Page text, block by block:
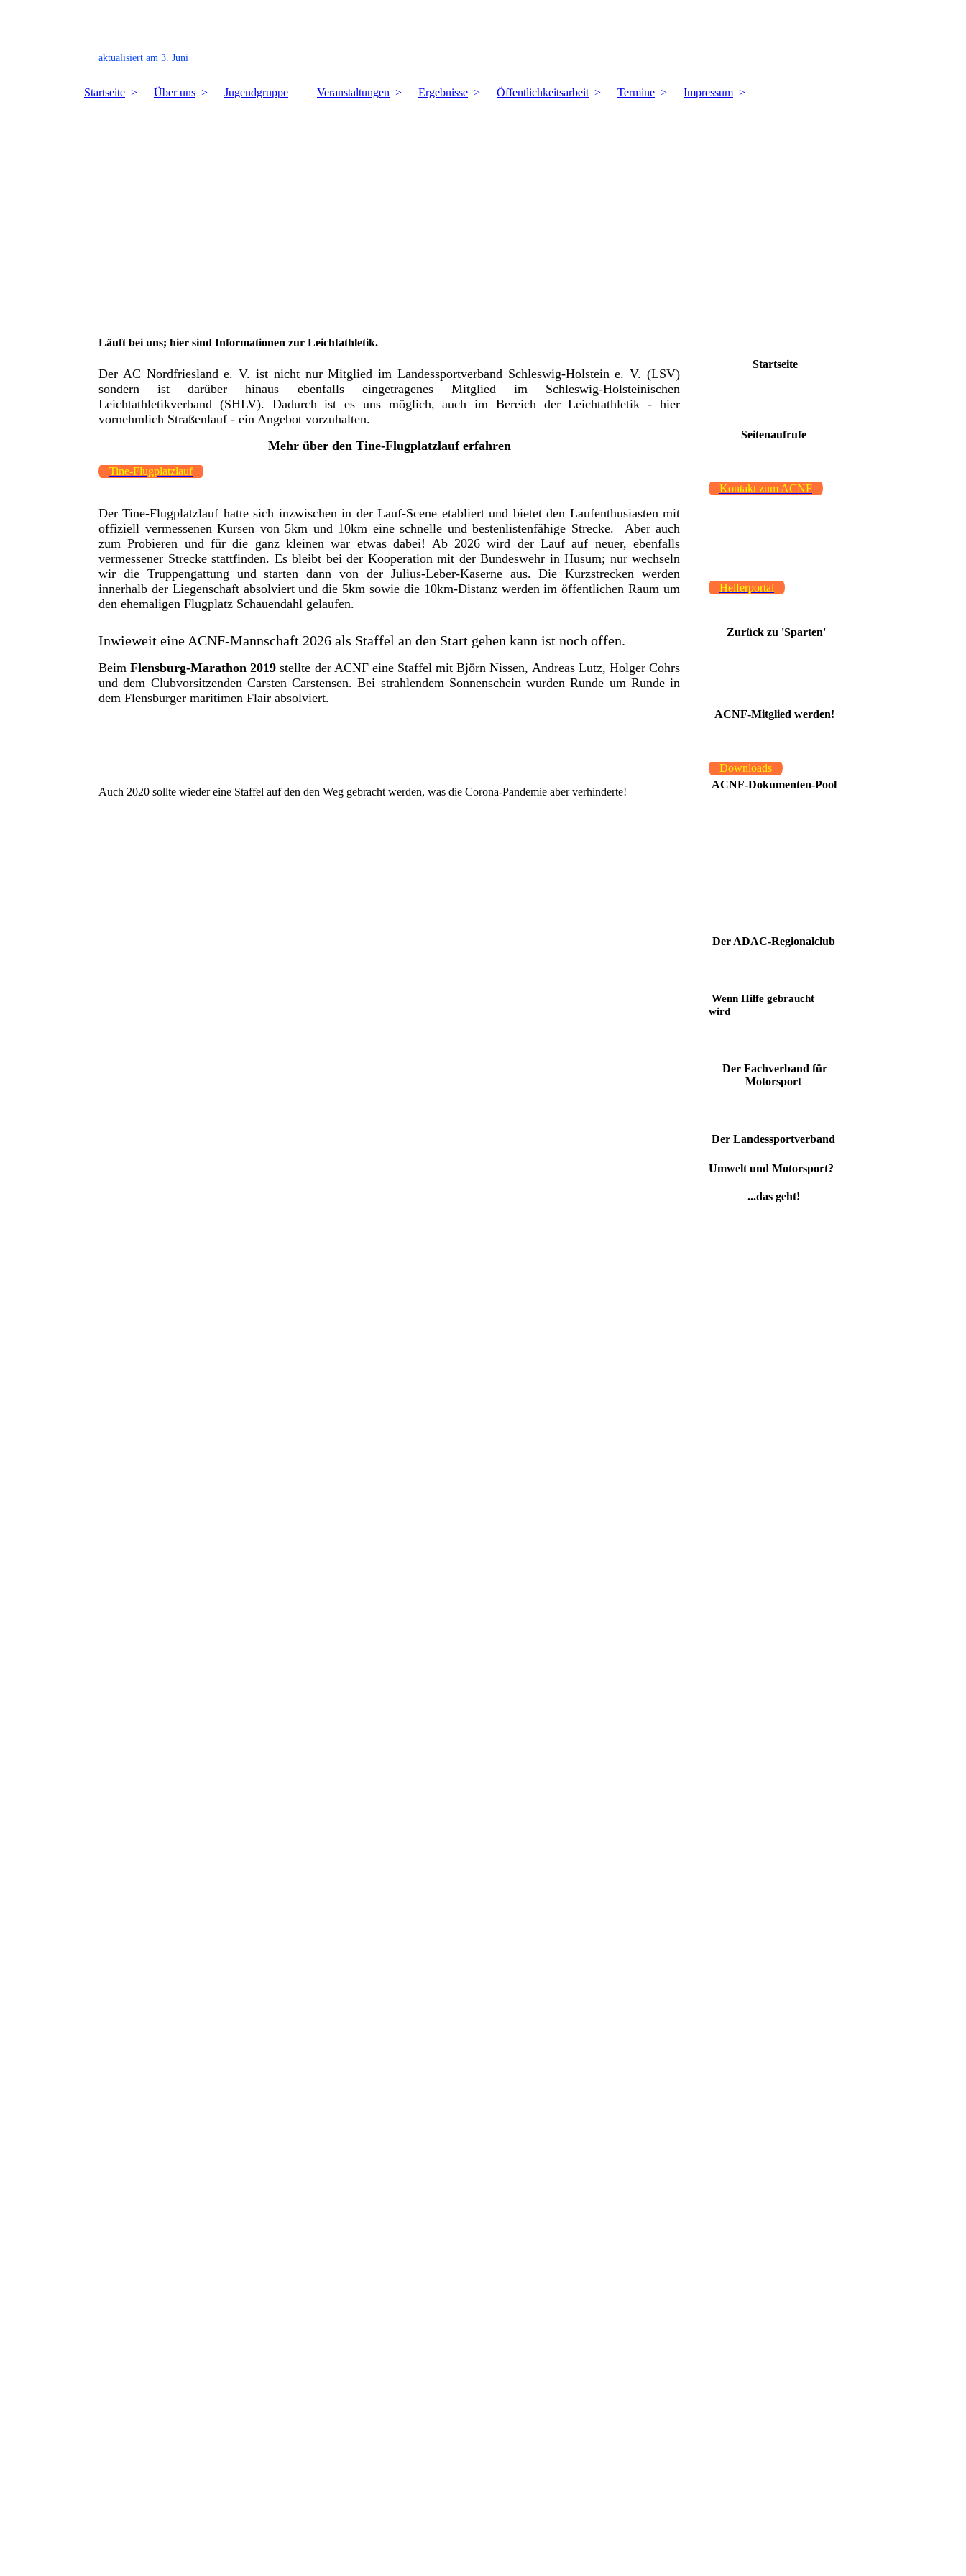
aktualisiert am 3. Juni
Startseite Über uns Jugendgruppe Veranstaltungen Ergebnisse Öffentlichkeitsarbeit Termine Impressum
Läuft bei uns; hier sind Informationen zur Leichtathletik.
Der AC Nordfriesland e. V. ist nicht nur Mitglied im Landessportverband Schleswig-Holstein e. V. (LSV)
sondern ist darüber hinaus ebenfalls eingetragenes Mitglied im Schleswig-Holsteinischen
Leichtathletikverband (SHLV). Dadurch ist es uns möglich, auch im Bereich der Leichtathletik - hier
vornehmlich Straßenlauf - ein Angebot vorzuhalten.
Mehr über den Tine-Flugplatzlauf erfahren
Tine-Flugplatzlauf
Der Tine-Flugplatzlauf hatte sich inzwischen in der Lauf-Scene etabliert und bietet den Laufenthusiasten mit
offiziell vermessenen Kursen von 5km und 10km eine schnelle und bestenlistenfähige Strecke. Aber auch
zum Probieren und für die ganz kleinen war etwas dabei! Ab 2026 wird der Lauf auf neuer, ebenfalls
vermessener Strecke stattfinden. Es bleibt bei der Kooperation mit der Bundeswehr in Husum; nur wechseln
wir die Truppengattung und starten dann von der Julius-Leber-Kaserne aus. Die Kurzstrecken werden
innerhalb der Liegenschaft absolviert und die 5km sowie die 10km-Distanz werden im öffentlichen Raum um
den ehemaligen Flugplatz Schauendahl gelaufen.
Inwieweit eine ACNF-Mannschaft 2026 als Staffel an den Start gehen kann ist noch offen.
BeimFlensburg-Marathon 2019 stellte der ACNF eine Staffel mit Björn Nissen, Andreas Lutz, Holger Cohrs
und dem Clubvorsitzenden Carsten Carstensen. Bei strahlendem Sonnenschein wurden Runde um Runde in
dem Flensburger maritimen Flair absolviert.
Auch 2020 sollte wieder eine Staffel auf den den Weg gebracht werden, was die Corona-Pandemie aber verhinderte!
Startseite
Seitenaufrufe
Kontakt zum ACNF
Helferportal
Zurück zu 'Sparten'
ACNF-Mitglied werden!
Downloads
ACNF-Dokumenten-Pool
Der ADAC-Regionalclub
Wenn Hilfe gebraucht
wird
Der Fachverband für
Motorsport
Der Landessportverband
Umwelt und Motorsport?
...das geht!